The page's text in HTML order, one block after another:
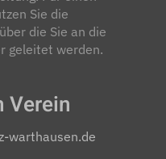
Sie die
die Sie an die
geleitet werden.
Verein
warthausen.de